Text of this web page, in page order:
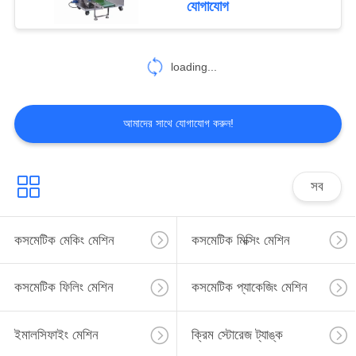
সহায়তার সরঞ্জাম
23
স্ক্রু ক্যাপিং মেশিন
13
যোগাযোগ
loading...
আমাদের সাথে যোগাযোগ করুন!
সব
কসমেটিক মেকিং মেশিন কসমেটিক মিক্সিং মেশিন
কসমেটিক ফিলিং মেশিন কসমেটিক প্যাকেজিং মেশিন
ইমালসিফাইং মেশিন ক্রিম স্টোরেজ ট্যাঙ্ক